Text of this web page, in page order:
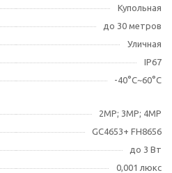
Купольная
до 30 метров
Уличная
IP67
-40°С~60°С
2МР; 3МР; 4MP
GC4653+ FH8656
до 3 Вт
0,001 люкс